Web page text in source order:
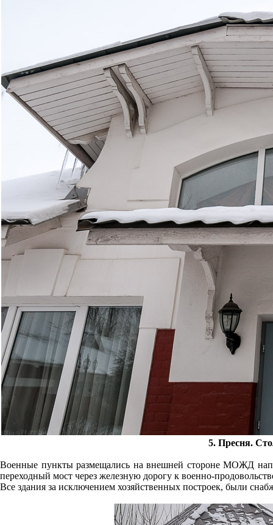
5. Пресня.
Военные пункты размещались на внешней стороне МОЖД
переходный мост через железную дорогу к военно-
Все здания за исключением хозяйственных построек, были